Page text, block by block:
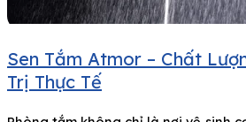
Sen Tắm Atmor – Chất
Trị Thực Tế